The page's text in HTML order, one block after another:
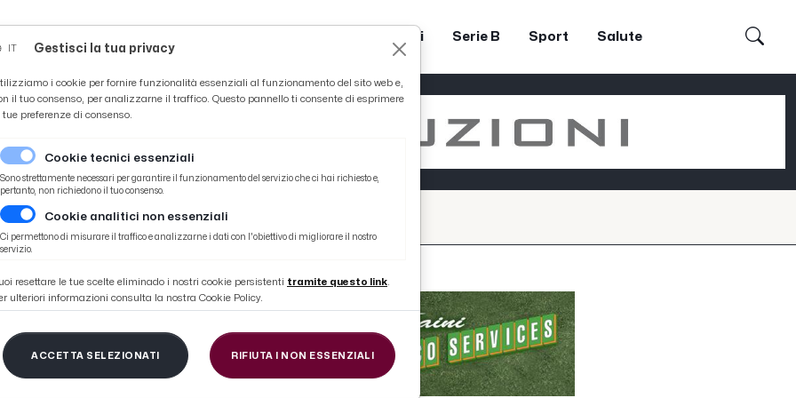
Coppa Teodori Serie B Sport Salute
Gestisci la tua privacy
i cookie per fornire funzionalità essenziali al funzionamento del sito web e,
il tuo consenso, per analizzarne il traffico. Questo pannello ti consente di esprimere
tue preferenze di consenso.
Cookie tecnici essenziali
Sono strettamente necessari per garantire il funzionamento del servizio che ci hai richiesto e,
pertanto, non richiedono il tuo consenso.
Cookie analitici non essenziali
Ci permettono di misurare il traffico e analizzarne i dati con l'obiettivo di migliorare il nostro
servizio.
resettare le tue scelte eliminado i nostri cookie persistenti tramite questo link.
ulteriori informazioni consulta la nostra Cookie Policy.
ACCETTA SELEZIONATI RIFIUTA I NON ESSENZIALI